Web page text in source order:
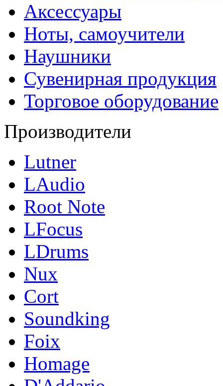
Аксессуары
Ноты, самоучители
Наушники
Сувенирная продукция
Торговое оборудование
Производители
Lutner
LAudio
Root Note
LFocus
LDrums
Nux
Cort
Soundking
Foix
Homage